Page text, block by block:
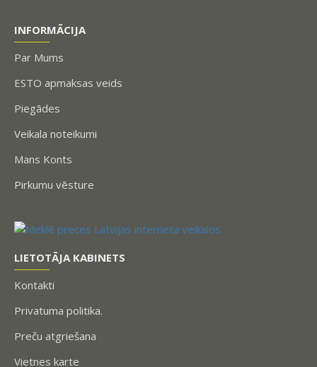
INFORMĀCIJA
Par Mums
ESTO apmaksas veids
Piegādes
Veikala noteikumi
Mans Konts
Pirkumu vēsture
LIETOTĀJA KABINETS
Kontakti
Privatuma politika.
Preču atgriešana
Vietnes karte